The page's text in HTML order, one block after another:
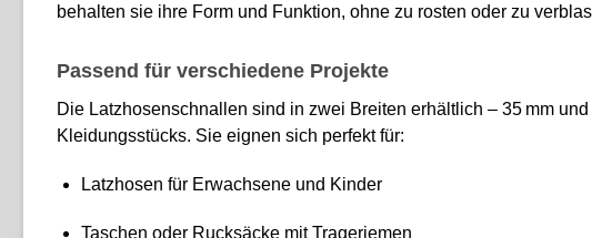
behalten sie ihre Form und Funktion, ohne zu rosten oder zu
Passend für verschiedene Projekte
Die Latzhosenschnallen sind in zwei Breiten erhältlich – 35 mm
Kleidungsstücks. Sie eignen sich perfekt für:
Latzhosen für Erwachsene und Kinder
Taschen oder Rucksäcke mit Trageriemen